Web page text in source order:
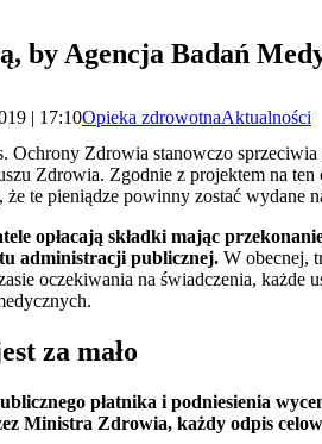
by Agencja Badań
| 17:10Opieka zdrowotnaAktualności
Ochrony Zdrowia stanowczo
Zdrowia. Zgodnie z projektem na
te pieniądze powinny zostać wydane
opłacają składki mając
administracji publicznej. W obecnej,
oczekiwania na świadczenia, każde
za mało
płatnika i podniesienia
Ministra Zdrowia, każdy odpis